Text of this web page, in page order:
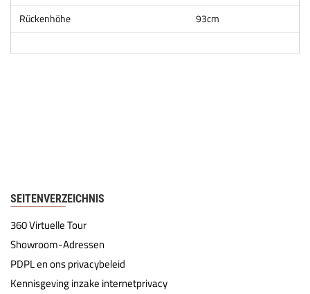
Rückenhöhe
93cm
SEITENVERZEICHNIS
360 Virtuelle Tour
Showroom-Adressen
PDPL en ons privacybeleid
Kennisgeving inzake internetprivacy